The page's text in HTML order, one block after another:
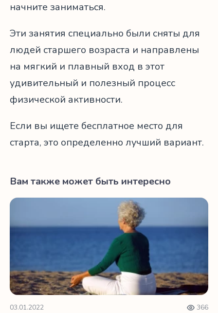
начните заниматься.
Эти занятия специально были сняты для
людей старшего возраста и направлены
на мягкий и плавный вход в этот
удивительный и полезный процесс
физической активности.
Если вы ищете бесплатное место для
старта, это определенно лучший вариант.
Вам также может быть интересно
Медитация после 50: 3 важных преимущества
03.01.2022 366